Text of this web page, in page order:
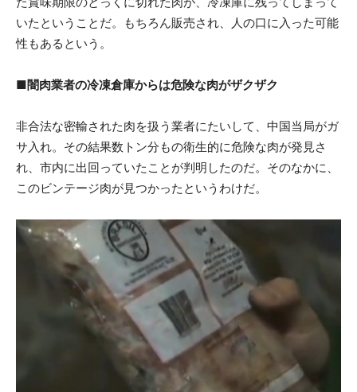
いたということだ。もちろん販売され、人の口に入った可能
性もあるという。
■闇肉業者の冷凍倉庫からは危険な肉がザクザク
非合法な密輸された肉を扱う業者にたいして、中国当局がガ
サ入れ。その結果数トン分もの衛生的に危険な肉が発見さ
れ、市内に出回っていたことが判明したのだ。そのなかに、
このビンテージ肉が見つかったというわけだ。